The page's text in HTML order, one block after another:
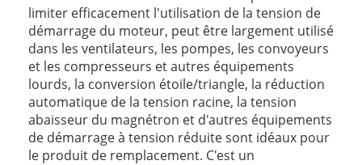
limiter efficacement l'utilisation de la tension de
démarrage du moteur, peut être largement utilisé
dans les ventilateurs, les pompes, les convoyeurs
et les compresseurs et autres équipements
lourds, la conversion étoile/triangle, la réduction
automatique de la tension racine, la tension
abaisseur du magnétron et d'autres équipements
de démarrage à tension réduite sont idéaux pour
le produit de remplacement. C'est un